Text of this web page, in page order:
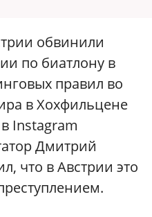
обвинили
по биатлону в
правил во
в Хохфильцене
Instagram
Дмитрий
что в Австрии это